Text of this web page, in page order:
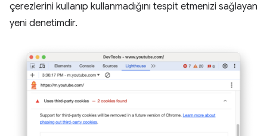
çerezlerini kullanıp kullanmadığını tespit etmenizi sağlayan
yeni denetimdir.